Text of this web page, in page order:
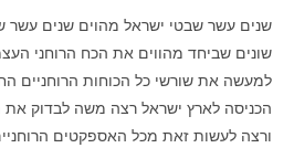
שנים עשר שבטי ישראל מהוים שנים עשר
שונים שביחד מהווים את הכח הרוחני
למעשה את שורשי כל הכוחות הרוחניים
הכניסה לארץ ישראל רצה משה לבדוק
ורצה לעשות זאת מכל האספקטים